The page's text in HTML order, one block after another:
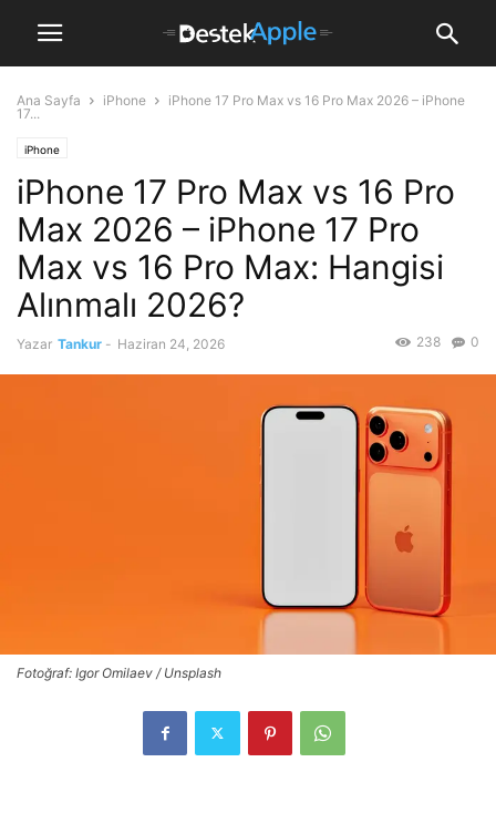
Ana Sayfa iPhone
iPhone 17 Pro Max vs 16 Pro Max 2026 – iPhone
17...
iPhone
iPhone 17 Pro Max vs 16 Pro
Max 2026 – iPhone 17 Pro
Max vs 16 Pro Max: Hangisi
Alınmalı 2026?
Yazar Tankur - Haziran 24, 2026 0
238
Fotoğraf: Igor Omilaev / Unsplash